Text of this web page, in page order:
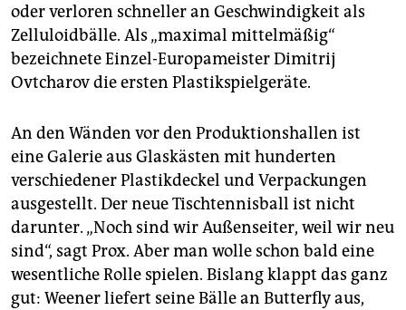
oder verloren schneller an Geschwindigkeit als
Zelluloidbälle. Als „maximal mittelmäßig“
bezeichnete Einzel-Europameister Dimitrij
Ovtcharov die ersten Plastikspielgeräte.
An den Wänden vor den Produktionshallen ist
eine Galerie aus Glaskästen mit hunderten
verschiedener Plastikdeckel und Verpackungen
ausgestellt. Der neue Tischtennisball ist nicht
darunter. „Noch sind wir Außenseiter, weil wir neu
sind“, sagt Prox. Aber man wolle schon bald eine
wesentliche Rolle spielen. Bislang klappt das ganz
gut: Weener liefert seine Bälle an Butterfly aus,